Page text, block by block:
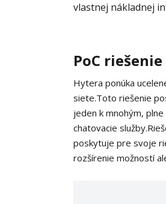
vlastnej nákladnej
PoC
Hytera ponúka
siete.Toto riešenie
jeden k mnohým,
chatovacie služby.
poskytuje pre svoje
rozšírenie možností